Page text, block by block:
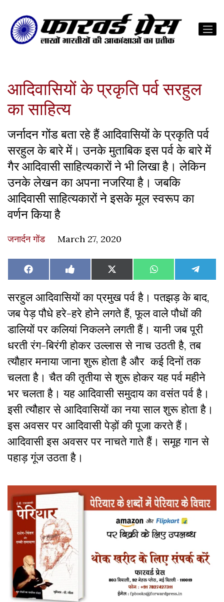
आदिवासियों के प्रकृति पर्व सरहुल
का साहित्य
जर्नादन गोंड बता रहे हैं आदिवासियों के प्रकृति पर्व
सरहुल के बारे में। उनके मुताबिक इस पर्व के बारे में
गैर आदिवासी साहित्यकारों ने भी लिखा है। लेकिन
उनके लेखन का अपना नजरिया है। जबकि
आदिवासी साहित्यकारों ने इसके मूल स्वरूप का
वर्णन किया है
जनार्दन गोंड March 27, 2020
Share
on
Facebook Share
on
Like
on
Facebook
Share
on
X
(Twitter)
Share
on
WhatsAppShare
on
सरहुल आदिवासियों का प्रमुख पर्व है। पतझड़ के बाद,
जब पेड़ पौधे हरे-हरे होने लगते हैं, फूल वाले पौधों की
डालियों पर कलियां निकलने लगती हैं। यानी जब पूरी
धरती रंग-बिरंगी होकर उल्लास से नाच उठती है, तब
त्यौहार मनाया जाना शुरू होता है और कई दिनों तक
चलता है। चैत की तृतीया से शुरू होकर यह पर्व महीने
भर चलता है। यह आदिवासी समुदाय का वसंत पर्व है।
इसी त्यौहार से आदिवासियों का नया साल शुरू होता है।
इस अवसर पर आदिवासी पेड़ों की पूजा करते हैं।
आदिवासी इस अवसर पर नाचते गाते हैं। समूह गान से
पहाड़ गूंज उठता है।